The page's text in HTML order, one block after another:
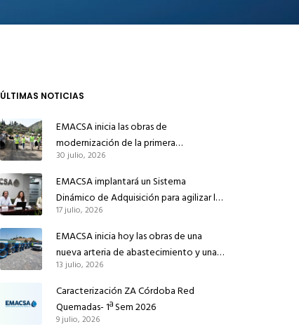
ÚLTIMAS NOTICIAS
EMACSA inicia las obras de
modernización de la primera
conducción de abastecimiento para
reforzar el suministro de agua de
Córdoba
30 julio, 2026
EMACSA implantará un Sistema
Dinámico de Adquisición para agilizar la
contratación de obras en sus redes e
instalaciones
17 julio, 2026
EMACSA inicia hoy las obras de una
nueva arteria de abastecimiento y una
red de agua no potable en Ingeniero
Ruiz de Azúa
13 julio, 2026
Caracterización ZA Córdoba Red
Quemadas- 1ª Sem 2026
9 julio, 2026